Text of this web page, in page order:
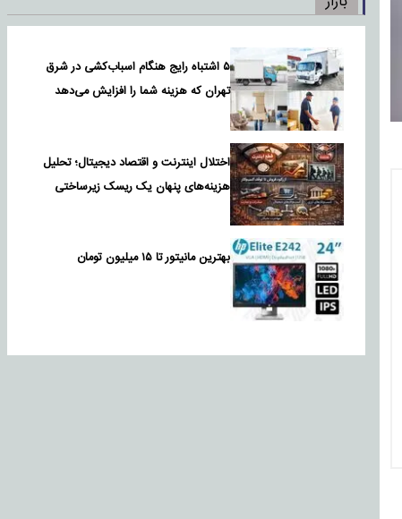
۵ اشتباه رایج هنگام اسباب‌کشی در شرق
تهران که هزینه شما را افزایش می‌دهد
اختلال اینترنت و اقتصاد دیجیتال؛ تحلیل
هزینه‌های پنهان یک ریسک زیرساختی
بهترین مانیتور تا ۱۵ میلیون تومان